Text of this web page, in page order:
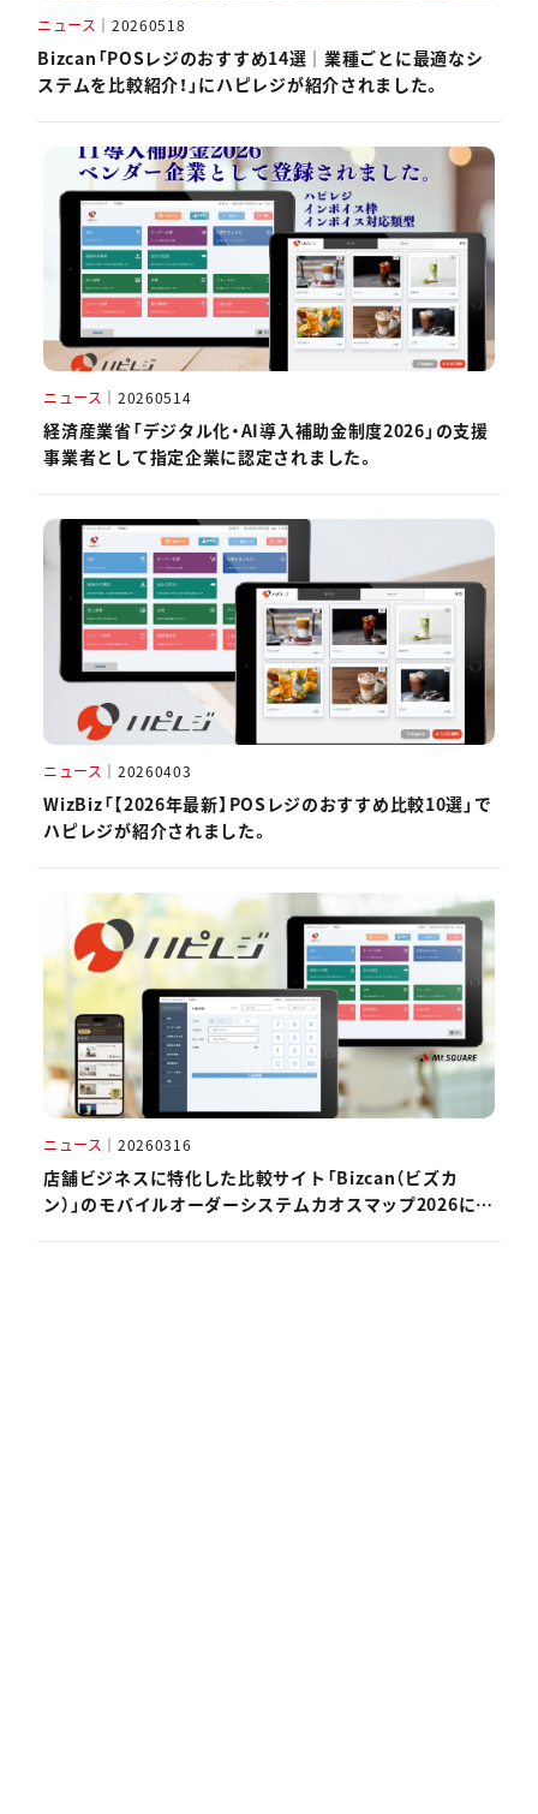
ニュース ｜ 20260518
Bizcan「POSレジのおすすめ14選｜業種ごとに最適なシ
ステムを比較紹介！」にハピレジが紹介されました。
ニュース ｜ 20260514
経済産業省「デジタル化・AI導入補助金制度2026」の支援
事業者として指定企業に認定されました。
ニュース ｜ 20260403
WizBiz「【2026年最新】POSレジのおすすめ比較10選」で
ハピレジが紹介されました。
ニュース ｜ 20260316
店舗ビジネスに特化した比較サイト「Bizcan（ビズカ
ン）」のモバイルオーダーシステムカオスマップ2026にハ